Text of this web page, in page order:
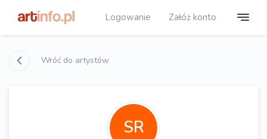
Logowanie Załóż konto
Wróć do artystów
SR